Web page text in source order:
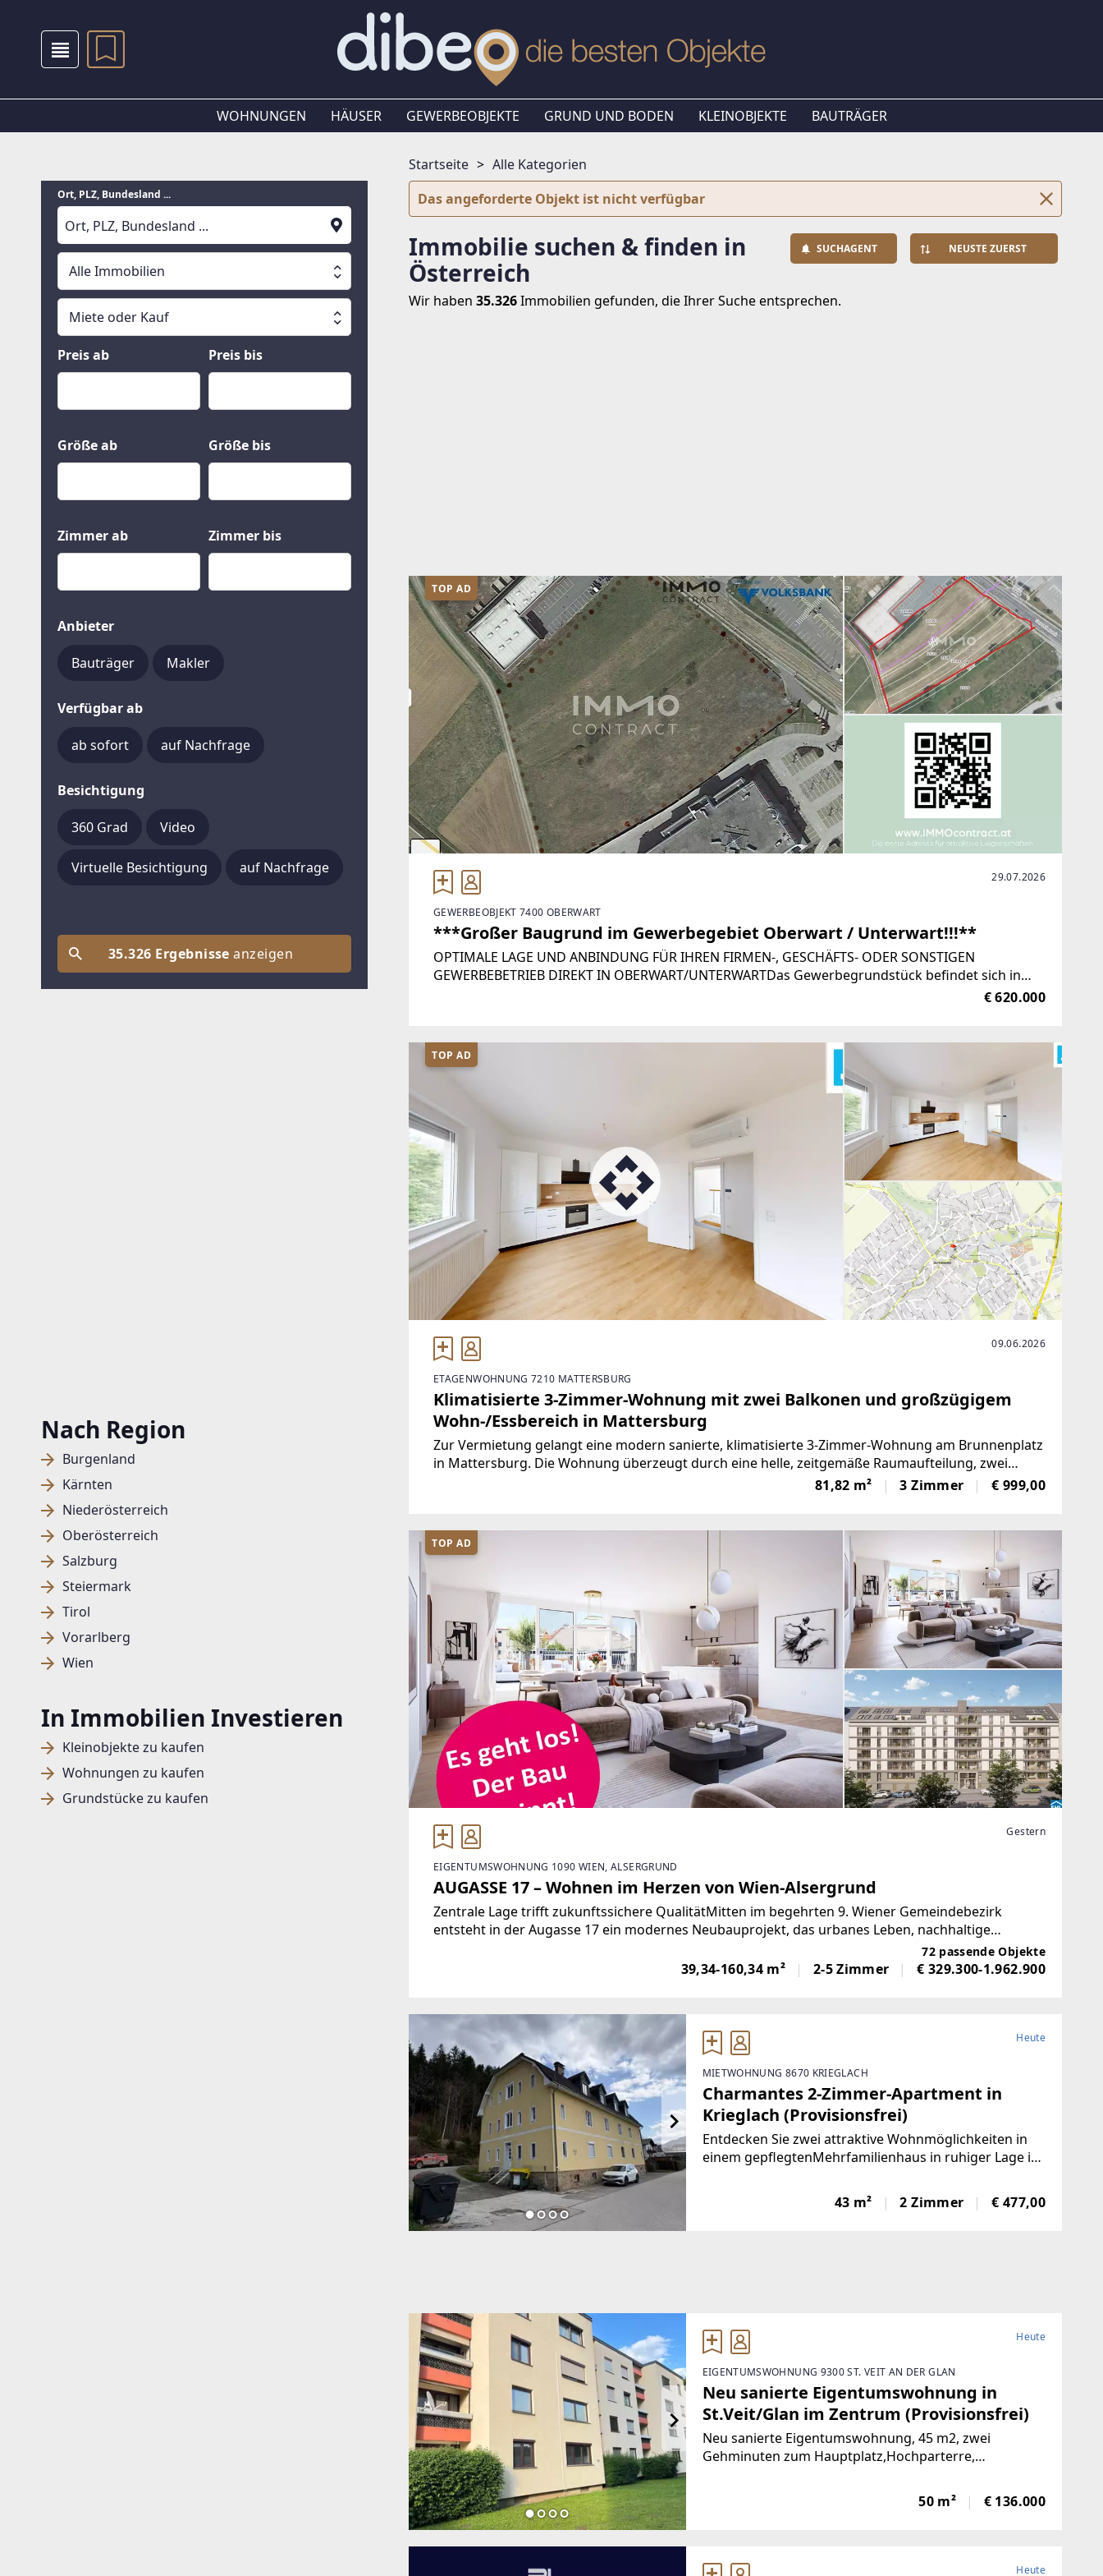
WOHNUNGEN HÄUSER GEWERBEOBJEKTE GRUND UND BODEN KLEINOBJEKTE BAUTRÄGER
Ort, PLZ, Bundesland ...
Suche läuft
Alle Immobilien
Alle Immobilien
Häuser
Grund und Boden
Miete oder Kauf
Miete oder Kauf
Kauf
Preis ab Preis bis
Größe ab Größe bis
Zimmer ab Zimmer bis
Anbieter
Bauträger Makler
Verfügbar ab
ab sofort auf Nachfrage
Besichtigung
360 Grad Video
Virtuelle Besichtigung auf Nachfrage
35.326 Ergebnisseanzeigen
Nach Region
Burgenland
Kärnten
Niederösterreich
Oberösterreich
Salzburg
Steiermark
Tirol
Vorarlberg
Wien
In Immobilien Investieren
Kleinobjekte zu kaufen
Wohnungen zu kaufen
Grundstücke zu kaufen
Startseite
Alle Kategorien
Das angeforderte Objekt ist nicht verfügbar
Immobilie suchen & finden in
Österreich
SUCHAGENT NEUSTE ZUERST
Wir haben 35.326Immobilien gefunden, die Ihrer Suche entsprechen.
TOP AD
29.07.2026
GEWERBEOBJEKT 7400 OBERWART
***Großer Baugrund im Gewerbegebiet Oberwart / Unterwart!!!**
OPTIMALE LAGE UND ANBINDUNG FÜR IHREN FIRMEN-, GESCHÄFTS- ODER SONSTIGEN
GEWERBEBETRIEB DIREKT IN OBERWART/UNTERWARTDas Gewerbegrundstück befindet sich in
einer erstklassigen Lage im Südburgenland und erstreckt sich über eine großzügige Fläche€ 620.000
TOP AD
09.06.2026
ETAGENWOHNUNG 7210 MATTERSBURG
Klimatisierte 3-Zimmer-Wohnung mit zwei Balkonen und großzügigem
Wohn-/Essbereich in Mattersburg
Zur Vermietung gelangt eine modern sanierte, klimatisierte 3-Zimmer-Wohnung am Brunnenplatz
in Mattersburg. Die Wohnung überzeugt durch eine helle, zeitgemäße Raumaufteilung, zwei
Balkone bei den Schlafzimmern sowie einen großzügigen Küchen- und Wohnbereich.Die
81,82 m² 3 Zimmer € 999,00
TOP AD
Gestern
EIGENTUMSWOHNUNG 1090 WIEN, ALSERGRUND
AUGASSE 17 – Wohnen im Herzen von Wien-Alsergrund
Zentrale Lage trifft zukunftssichere QualitätMitten im begehrten 9. Wiener Gemeindebezirk
entsteht in der Augasse 17 ein modernes Neubauprojekt, das urbanes Leben, nachhaltige
72 passende Objekte
39,34-160,34 m² 2-5 Zimmer € 329.300-1.962.900
Heute
MIETWOHNUNG 8670 KRIEGLACH
Charmantes 2-Zimmer-Apartment in
Krieglach (Provisionsfrei)
Entdecken Sie zwei attraktive Wohnmöglichkeiten in
einem gepflegtenMehrfamilienhaus in ruhiger Lage in
BruttoFrisch und wie neu: Diese 43 m² große Wohnung
wurde komplett saniert. NeueKüche,
43 m² 2 Zimmer € 477,00
Heute
EIGENTUMSWOHNUNG 9300 ST. VEIT AN DER GLAN
Neu sanierte Eigentumswohnung in
St.Veit/Glan im Zentrum (Provisionsfrei)
Neu sanierte Eigentumswohnung, 45 m2, zwei
Gehminuten zum Hauptplatz,Hochparterre,
Grüne, mangelangt über nur 4 Stufen in die Wohnung,
Kindergarten, Volksschule,Mittelschule, Gymnasium,
50 m² € 136.000
Heute